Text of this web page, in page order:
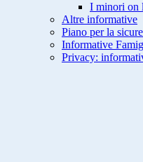
I minori on
Altre informative
Piano per la
Informative
Privacy: